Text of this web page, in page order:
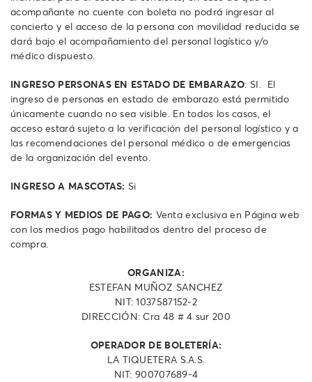
acompañante no cuente con boleta no podrá ingresar al
concierto y el acceso de la persona con movilidad reducida se
dará bajo el acompañamiento del personal logístico y/o
médico dispuesto.
INGRESO PERSONAS EN ESTADO DE EMBARAZO: SI. El
ingreso de personas en estado de embarazo está permitido
únicamente cuando no sea visible. En todos los casos, el
acceso estará sujeto a la verificación del personal logístico y a
las recomendaciones del personal médico o de emergencias
de la organización del evento.
INGRESO A MASCOTAS: Si
FORMAS Y MEDIOS DE PAGO: Venta exclusiva en Página web
con los medios pago habilitados dentro del proceso de
compra.
ORGANIZA:
ESTEFAN MUÑOZ SANCHEZ
NIT: 1037587152-2
DIRECCIÓN: Cra 48 # 4 sur 200
OPERADOR DE BOLETERÍA:
LA TIQUETERA S.A.S.
NIT: 900707689-4